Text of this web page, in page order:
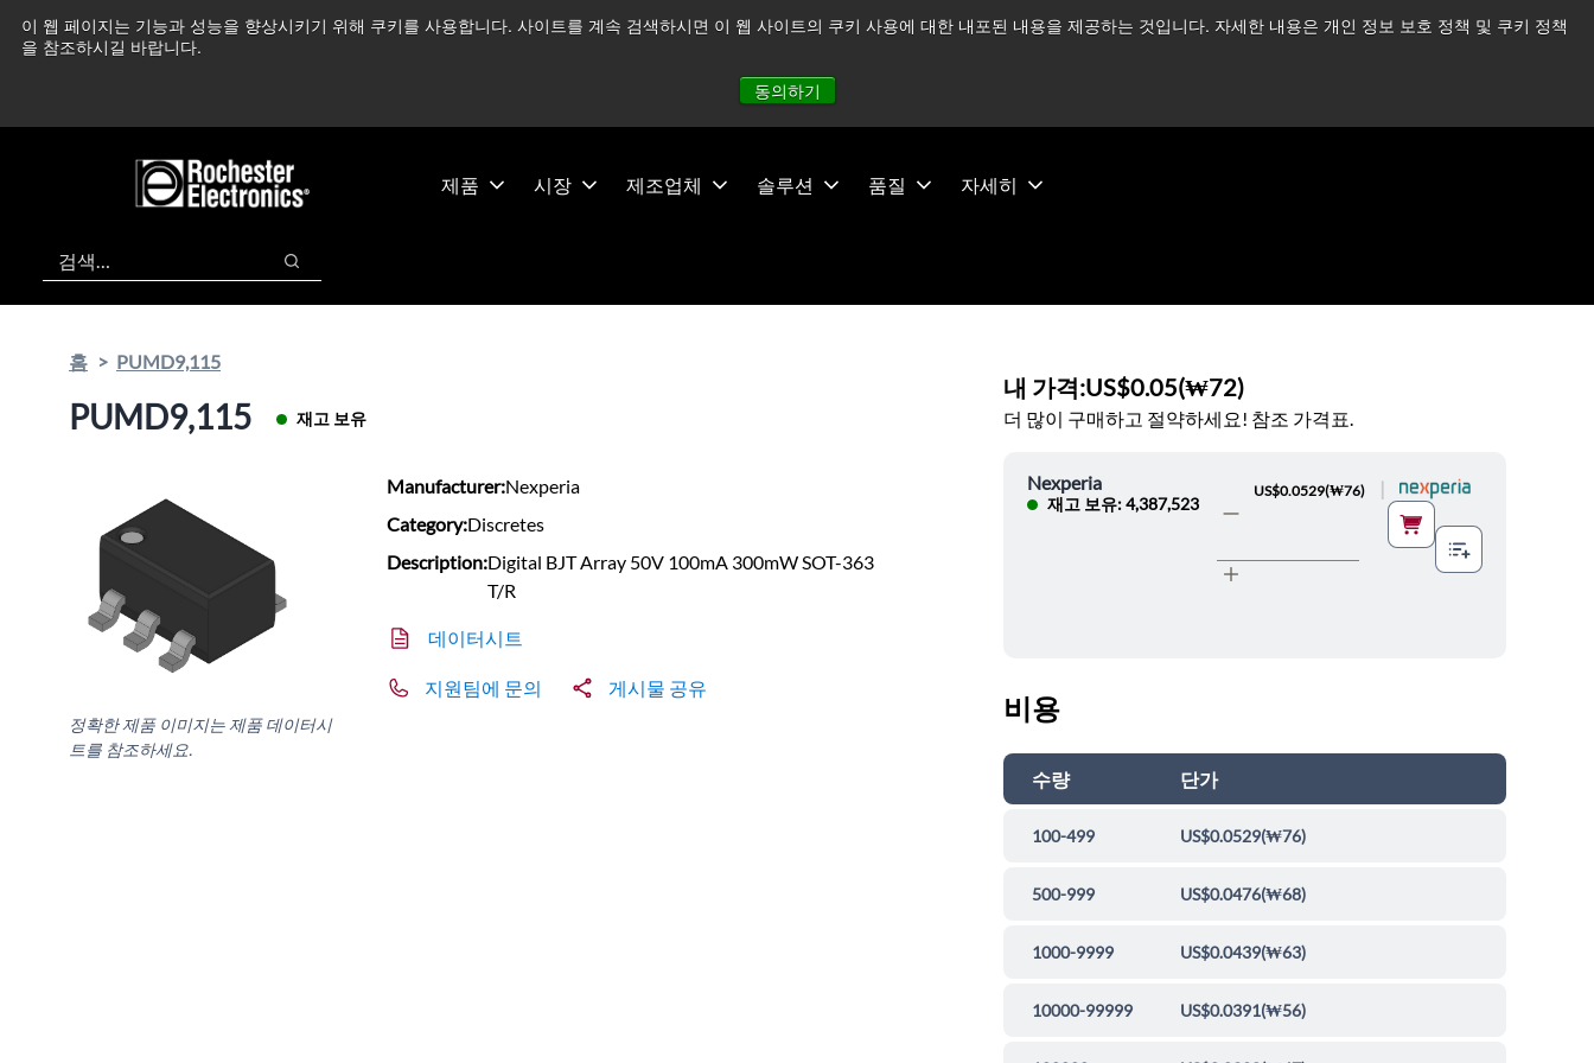
이 웹 페이지는 기능과 성능을 향상시키기 위해 쿠키를 사용합니다. 사이트를 계속 검색하시면 이 웹 사이트의 쿠키 사용에 대한 내포된 내용을 제공하는 것입니다. 자세한 내용은 개인 정보 보호 정책 및 쿠키 정책
을 참조하시길 바랍니다.
동의하기
츠
건
중동 지역 상황을 지속적으로 주시하고 있으며, 모든 서비스는 정상적으로 운영되고 있습니다. 더 읽어보기 →
제품 시장 제조업체 솔루션 품질 자세히
검색
검색
홈 PUMD9,115
PUMD9,115 재고 보유
정확한 제품 이미지는 제품 데이터시
트를 참조하세요.
Manufacturer:Nexperia
Category:Discretes
Description:Digital BJT Array 50V 100mA 300mW SOT-363
T/R
데이터시트
지원팀에 문의 게시물 공유
내 가격:US$0.05(₩72)
더 많이 구매하고 절약하세요! 참조 가격표.
Nexperia
재고 보유: 4,387,523
US$0.0529(₩76)
비용
수량 단가
100-499 US$0.0529(₩76)
500-999 US$0.0476(₩68)
1000-9999 US$0.0439(₩63)
10000-99999 US$0.0391(₩56)